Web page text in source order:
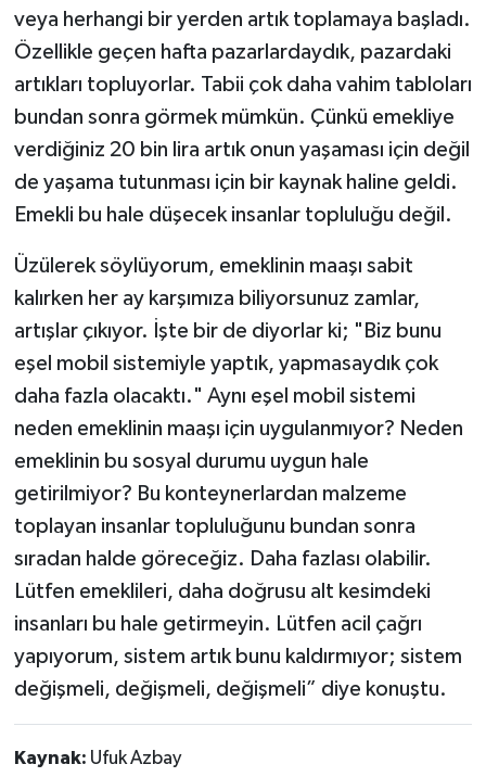
veya herhangi bir yerden artık toplamaya başladı.
Özellikle geçen hafta pazarlardaydık, pazardaki
artıkları topluyorlar. Tabii çok daha vahim tabloları
bundan sonra görmek mümkün. Çünkü emekliye
verdiğiniz 20 bin lira artık onun yaşaması için değil
de yaşama tutunması için bir kaynak haline geldi.
Emekli bu hale düşecek insanlar topluluğu değil.
Üzülerek söylüyorum, emeklinin maaşı sabit
kalırken her ay karşımıza biliyorsunuz zamlar,
artışlar çıkıyor. İşte bir de diyorlar ki; "Biz bunu
eşel mobil sistemiyle yaptık, yapmasaydık çok
daha fazla olacaktı." Aynı eşel mobil sistemi
neden emeklinin maaşı için uygulanmıyor? Neden
emeklinin bu sosyal durumu uygun hale
getirilmiyor? Bu konteynerlardan malzeme
toplayan insanlar topluluğunu bundan sonra
sıradan halde göreceğiz. Daha fazlası olabilir.
Lütfen emeklileri, daha doğrusu alt kesimdeki
insanları bu hale getirmeyin. Lütfen acil çağrı
yapıyorum, sistem artık bunu kaldırmıyor; sistem
değişmeli, değişmeli, değişmeli” diye konuştu.
Kaynak: Ufuk Azbay